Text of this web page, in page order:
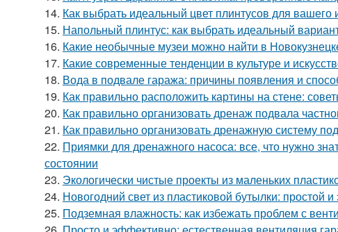
14. Как выбрать идеальный цвет плинтусов для вашего
15. Напольный плинтус: как выбрать идеальный
16. Какие необычные музеи можно найти в
17. Какие современные тенденции в культуре и
18. Вода в подвале гаража: причины появления и
19. Как правильно расположить картины на стене:
20. Как правильно организовать дренаж подвала
21. Как правильно организовать дренажную систему
22. Приямки для дренажного насоса: все, что нужно
состоянии
23. Экологически чистые проекты из маленьких
24. Новогодний свет из пластиковой бутылки: простой
25. Подземная влажность: как избежать проблем с